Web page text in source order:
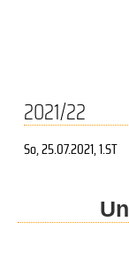
2021/22
So, 25.07.2021, 1.ST